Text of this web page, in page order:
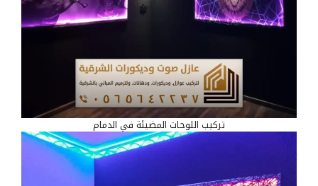
تركيب اللوحات المضيئة في الدمام